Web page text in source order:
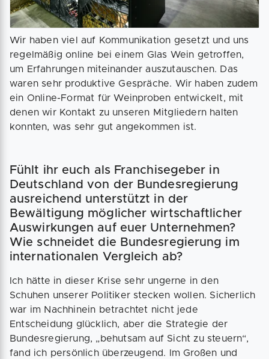
Wir haben viel auf Kommunikation gesetzt und uns
regelmäßig online bei einem Glas Wein getroffen,
um Erfahrungen miteinander auszutauschen. Das
waren sehr produktive Gespräche. Wir haben zudem
ein Online-Format für Weinproben entwickelt, mit
denen wir Kontakt zu unseren Mitgliedern halten
konnten, was sehr gut angekommen ist.
Fühlt ihr euch als Franchisegeber in
Deutschland von der Bundesregierung
ausreichend unterstützt in der
Bewältigung möglicher wirtschaftlicher
Auswirkungen auf euer Unternehmen?
Wie schneidet die Bundesregierung im
internationalen Vergleich ab?
Ich hätte in dieser Krise sehr ungerne in den
Schuhen unserer Politiker stecken wollen. Sicherlich
war im Nachhinein betrachtet nicht jede
Entscheidung glücklich, aber die Strategie der
Bundesregierung, „behutsam auf Sicht zu steuern“,
fand ich persönlich überzeugend. Im Großen und